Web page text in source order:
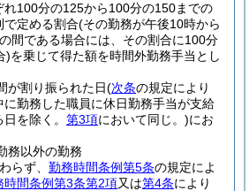
れ100分の125から100分の150までの
で定める割合(その勤務が午後10時から
間である場合には、その割合に100分
)を乗じて得た額を時間外勤務手当とし
が割り振られた日(次条の規定により
に勤務した職員に休日勤務手当が支給
を除く。 第3項において同じ。)にお
務以外の勤務
らず、 勤務時間条例第5条の規定によ
時間条例第3条第2項又は第4条により